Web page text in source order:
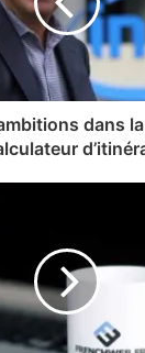
dans